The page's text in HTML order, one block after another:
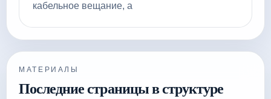
кабельное вещание, а
МАТЕРИАЛЫ
Последние страницы в структуре